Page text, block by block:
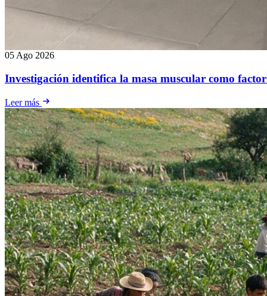
05 Ago 2026
Investigación identifica la masa muscular como
Leer más